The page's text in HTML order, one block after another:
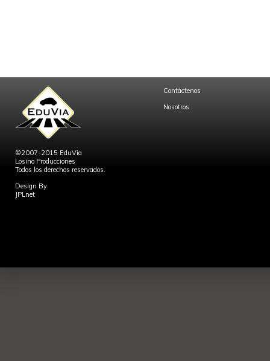
©2007-2015 EduVia
Losino Producciones
Todos los derechos reservados.
Design By
JPLnet
Contáctenos
Nosotros